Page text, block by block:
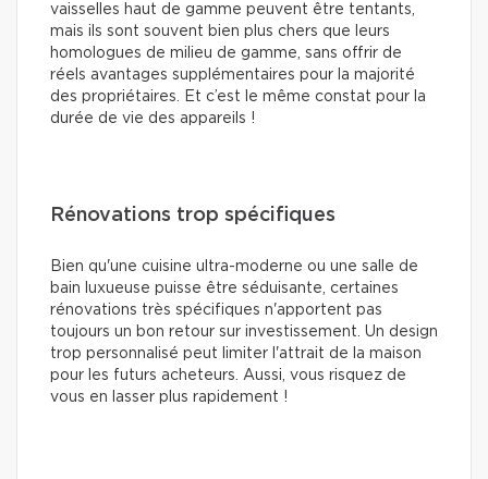
vaisselles haut de gamme peuvent être tentants,
mais ils sont souvent bien plus chers que leurs
homologues de milieu de gamme, sans offrir de
réels avantages supplémentaires pour la majorité
des propriétaires. Et c’est le même constat pour la
durée de vie des appareils !
Rénovations trop spécifiques
Bien qu'une cuisine ultra-moderne ou une salle de
bain luxueuse puisse être séduisante, certaines
rénovations très spécifiques n'apportent pas
toujours un bon retour sur investissement. Un design
trop personnalisé peut limiter l'attrait de la maison
pour les futurs acheteurs. Aussi, vous risquez de
vous en lasser plus rapidement !